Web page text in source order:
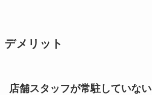
デメリット
店舗スタッフが常駐していない